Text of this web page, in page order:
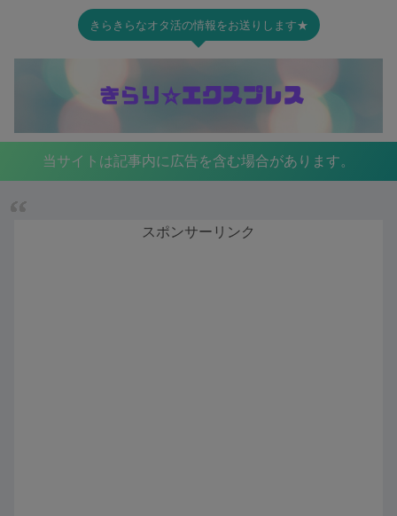
きらきらなオタ活の情報をお送りします★
当サイトは記事内に広告を含む場合があります。
スポンサーリンク